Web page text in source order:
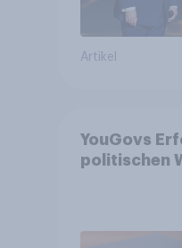
Artikel
YouGovs
politischen